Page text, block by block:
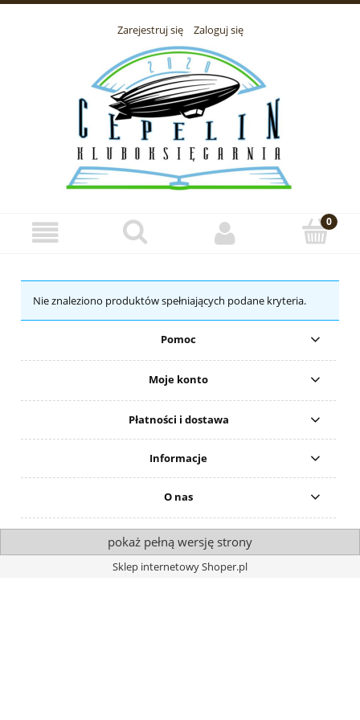
Zarejestruj się Zaloguj się
Nie znaleziono produktów spełniających podane kryteria.
Pomoc
Moje konto
Płatności i dostawa
Informacje
O nas
pokaż pełną wersję strony
Sklep internetowy Shoper.pl